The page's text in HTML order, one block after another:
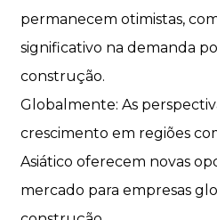
permanecem otimistas,
significativo na demanda
construção.
Globalmente: As
crescimento em regiões
Asiático oferecem novas
mercado para empresas